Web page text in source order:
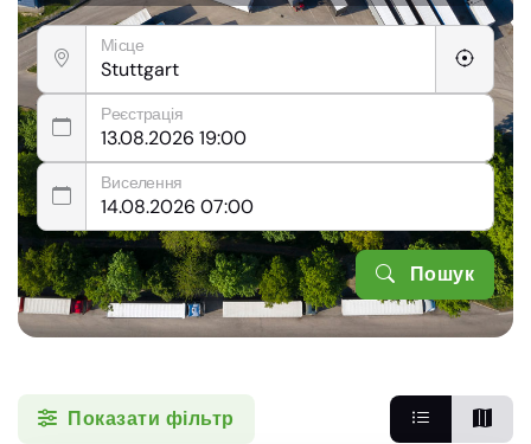
Місце
Реєстрація
Виселення
Пошук
Показати фільтр